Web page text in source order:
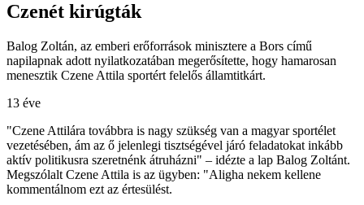
Czenét kirúgták
Balog Zoltán, az emberi erőforrások minisztere a Bors című
napilapnak adott nyilatkozatában megerősítette, hogy hamarosan
menesztik Czene Attila sportért felelős államtitkárt.
13 éve
"Czene Attilára továbbra is nagy szükség van a magyar sportélet
vezetésében, ám az ő jelenlegi tisztségével járó feladatokat inkább
aktív politikusra szeretnénk átruházni" – idézte a lap Balog Zoltánt.
Megszólalt Czene Attila is az ügyben: "Aligha nekem kellene
kommentálnom ezt az értesülést.